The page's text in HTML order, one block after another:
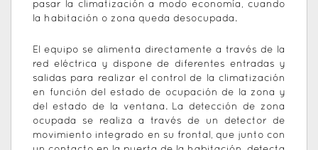
pasar la climatización a modo economía, cuando
la habitación o zona queda desocupada.
El equipo se alimenta directamente a través de la
red eléctrica y dispone de diferentes entradas y
salidas para realizar el control de la climatización
en función del estado de ocupación de la zona y
del estado de la ventana. La detección de zona
ocupada se realiza a través de un detector de
movimiento integrado en su frontal, que junto con